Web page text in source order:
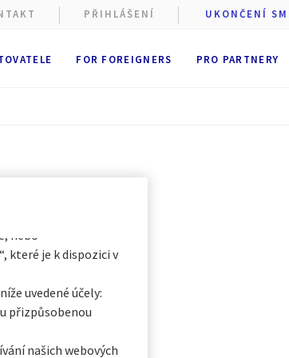
FOR FOREIGNERS PRO PARTNERY
PŘIHLÁŠENÍ UKONČENÍ
souhlasit se všemi
nebo
“, které je k dispozici v
uvedené účely:
přizpůsobenou
našich webových